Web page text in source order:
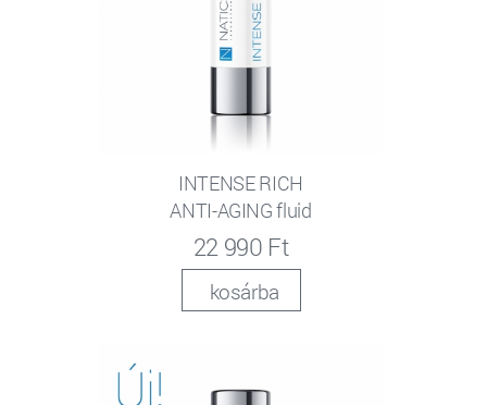
INTENSE RICH
ANTI-AGING fluid
22 990 Ft
kosárba